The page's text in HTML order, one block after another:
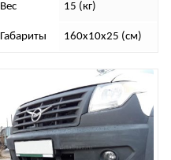
Вес 15 (кг)
Габариты 160х10х25 (см)